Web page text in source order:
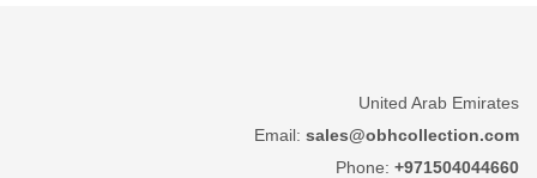
United Arab Emirates
Email: sales@obhcollection.com
Phone: +971504044660